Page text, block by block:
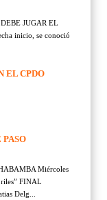
JUGAR EL
inicio, se conoció
EL CPDO
Miércoles
FINAL
Delg...